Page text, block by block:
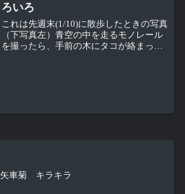
ろいろ
これは先週末(1/10)に散歩したときの写真
（下写真左）青空の中を走るモノレール
を撮ったら、手前の木にタコが絡まって
矢車菊 キラキラ